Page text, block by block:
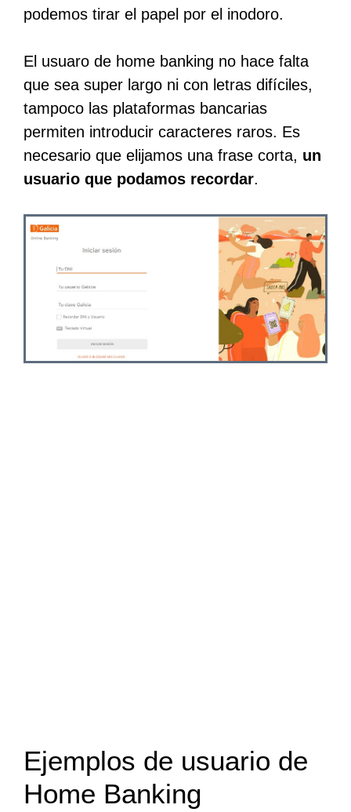
podemos tirar el papel por el inodoro.
El usuaro de home banking no hace falta
que sea super largo ni con letras difíciles,
tampoco las plataformas bancarias
permiten introducir caracteres raros. Es
necesario que elijamos una frase corta, un
usuario que podamos recordar.
Ejemplos de usuario de
Home Banking